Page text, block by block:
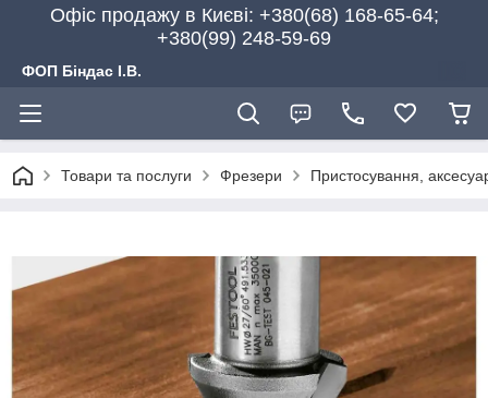
Офіс продажу в Києві: +380(68) 168-65-64;
+380(99) 248-59-69
ФОП Біндас І.В.
Товари та послуги Фрезери Пристосування,